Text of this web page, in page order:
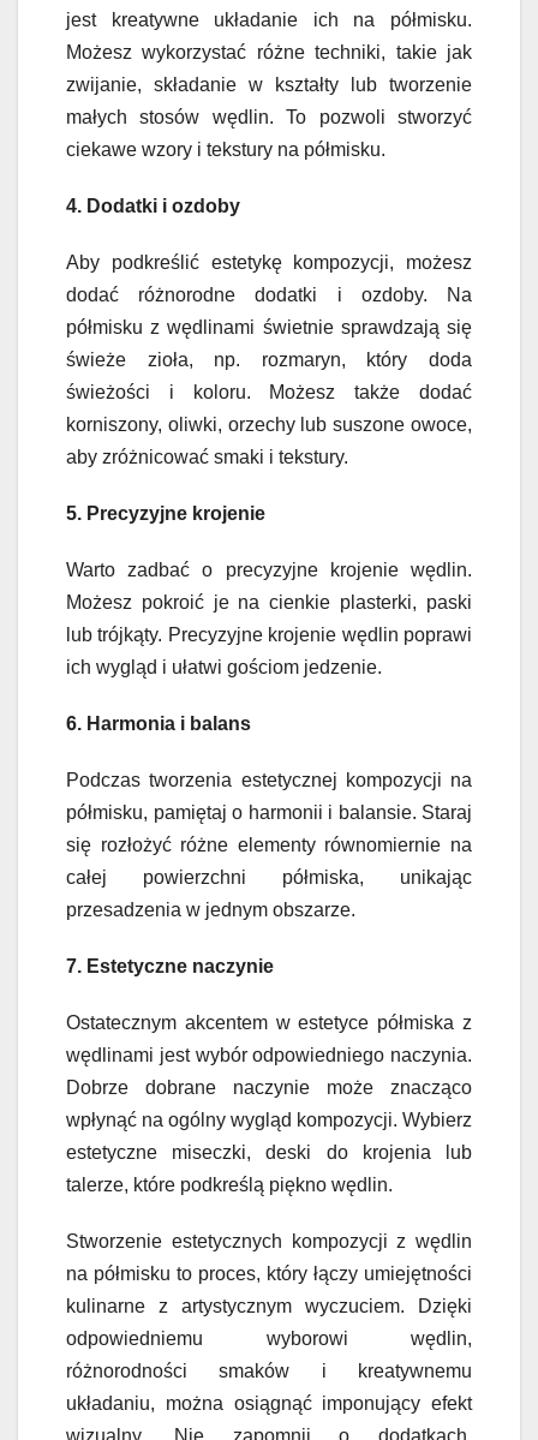
jest kreatywne układanie ich na półmisku.
Możesz wykorzystać różne techniki, takie jak
zwijanie, składanie w kształty lub tworzenie
małych stosów wędlin. To pozwoli stworzyć
ciekawe wzory i tekstury na półmisku.
4. Dodatki i ozdoby
Aby podkreślić estetykę kompozycji, możesz
dodać różnorodne dodatki i ozdoby. Na
półmisku z wędlinami świetnie sprawdzają się
świeże zioła, np. rozmaryn, który doda
świeżości i koloru. Możesz także dodać
korniszony, oliwki, orzechy lub suszone owoce,
aby zróżnicować smaki i tekstury.
5. Precyzyjne krojenie
Warto zadbać o precyzyjne krojenie wędlin.
Możesz pokroić je na cienkie plasterki, paski
lub trójkąty. Precyzyjne krojenie wędlin poprawi
ich wygląd i ułatwi gościom jedzenie.
6. Harmonia i balans
Podczas tworzenia estetycznej kompozycji na
półmisku, pamiętaj o harmonii i balansie. Staraj
się rozłożyć różne elementy równomiernie na
całej powierzchni półmiska, unikając
przesadzenia w jednym obszarze.
7. Estetyczne naczynie
Ostatecznym akcentem w estetyce półmiska z
wędlinami jest wybór odpowiedniego naczynia.
Dobrze dobrane naczynie może znacząco
wpłynąć na ogólny wygląd kompozycji. Wybierz
estetyczne miseczki, deski do krojenia lub
talerze, które podkreślą piękno wędlin.
Stworzenie estetycznych kompozycji z wędlin
na półmisku to proces, który łączy umiejętności
kulinarne z artystycznym wyczuciem. Dzięki
odpowiedniemu wyborowi wędlin,
różnorodności smaków i kreatywnemu
układaniu, można osiągnąć imponujący efekt